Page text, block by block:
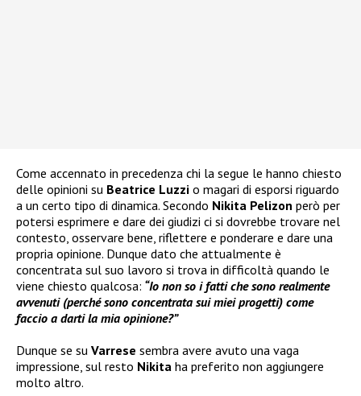
Come accennato in precedenza chi la segue le hanno chiesto
delle opinioni su Beatrice Luzzi o magari di esporsi riguardo
a un certo tipo di dinamica. Secondo Nikita Pelizon però per
potersi esprimere e dare dei giudizi ci si dovrebbe trovare nel
contesto, osservare bene, riflettere e ponderare e dare una
propria opinione. Dunque dato che attualmente è
concentrata sul suo lavoro si trova in difficoltà quando le
viene chiesto qualcosa: “Io non so i fatti che sono realmente
avvenuti (perché sono concentrata sui miei progetti) come
faccio a darti la mia opinione?”
Dunque se su Varrese sembra avere avuto una vaga
impressione, sul resto Nikita ha preferito non aggiungere
molto altro.